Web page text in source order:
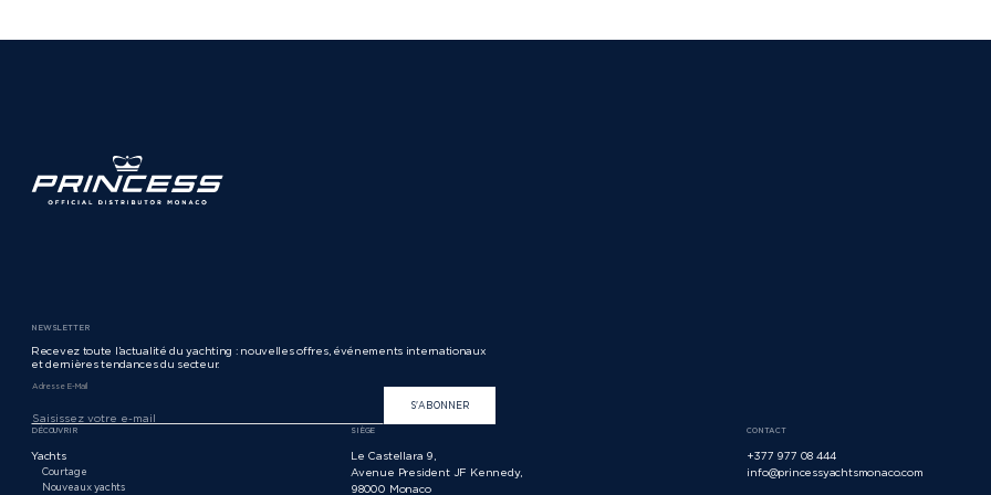
NEWSLETTER
Recevez toute l’actualité du yachting : nouvelles offres, événements internationaux
et dernières tendances du secteur.
Adresse E-Mail
S'ABONNER
DÉCOUVRIR
Yachts
Courtage
Nouveaux yachts
SIÈGE
Le Castellara 9,
Avenue President JF Kennedy,
98000 Monaco
CONTACT
+377 977 08 444
info@princessyachtsmonaco.com